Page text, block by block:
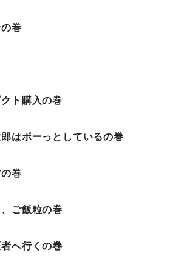
巻
ト購入の巻
はボーっとしているの巻
巻
ご飯粒の巻
へ行くの巻